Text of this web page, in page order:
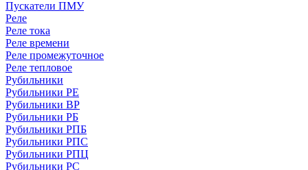
Пускатели ПМУ
Реле
Реле тока
Реле времени
Реле промежуточное
Реле тепловое
Рубильники
Рубильники РЕ
Рубильники ВР
Рубильники РБ
Рубильники РПБ
Рубильники РПС
Рубильники РПЦ
Рубильники РС